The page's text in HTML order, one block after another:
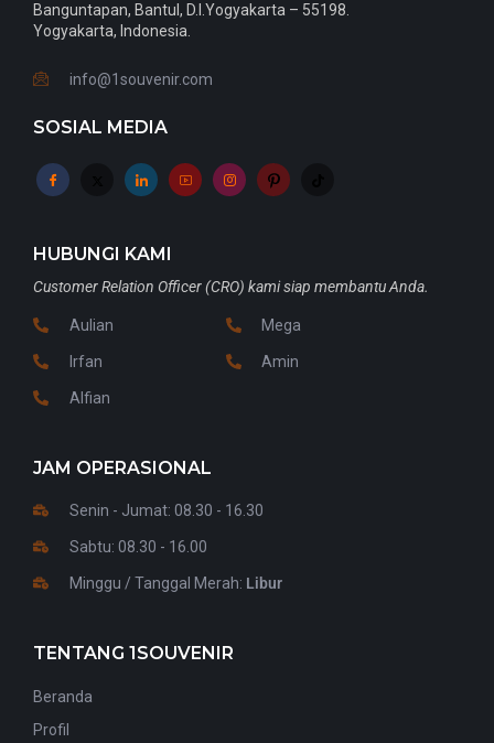
Banguntapan, Bantul, D.I.Yogyakarta – 55198.
Yogyakarta, Indonesia.
info@1souvenir.com
SOSIAL MEDIA
HUBUNGI KAMI
Customer Relation Officer (CRO) kami siap membantu Anda.
Aulian
Irfan
Alfian
Mega
Amin
JAM OPERASIONAL
Senin - Jumat: 08.30 - 16.30
Sabtu: 08.30 - 16.00
Minggu / Tanggal Merah: Libur
TENTANG 1SOUVENIR
Beranda
Profil